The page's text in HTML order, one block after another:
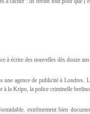
écrire des nouvelles dès douze
agence de publicité à Londres.
à la Kripo, la police criminelle
extrêmement bien